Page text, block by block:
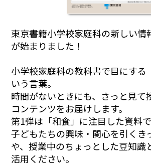
東京書籍小学校家庭科の新しい情
が始まりました！
小学校家庭科の教科書で目にする
いう言葉。
時間がないときにも、さっと見て
コンテンツをお届けします。
第1弾は「和食」に注目した資料で
子どもたちの興味・関心を引くき
や、授業中のちょっとした豆知識
活用ください。